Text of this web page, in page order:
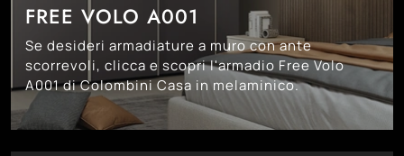
FREE VOLO A001
Se desideri armadiature a muro con ante
scorrevoli, clicca e scopri l'armadio Free Volo
A001 di Colombini Casa in melaminico.